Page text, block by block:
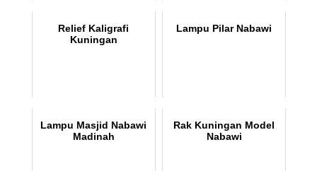
Relief Kaligrafi
Kuningan
Lampu Pilar Nabawi
Lampu Masjid Nabawi
Madinah
Rak Kuningan Model
Nabawi